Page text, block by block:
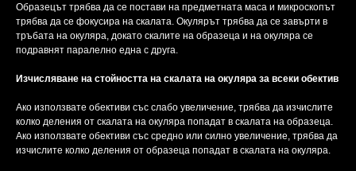
Образецът трябва да се постави на предметната маса и микроскопът
трябва да се фокусира на скалата. Окулярът трябва да се завърти в
тръбата на окуляра, докато скалите на образеца и на окуляра се
подравнят паралелно една с друга.
Изчисляване на стойността на скалата на окуляра за всеки обектив
Ако използвате обективи със слабо увеличение, трябва да изчислите
колко деления от скалата на окуляра попадат в скалата на образеца.
Ако използвате обективи със средно или силно увеличение, трябва да
изчислите колко деления от образеца попадат в скалата на окуляра.